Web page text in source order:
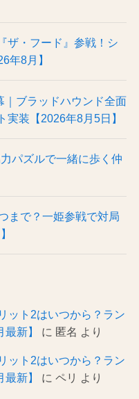
ザ・フード』参戦！シ
年8月】
｜ブラッドハウンド全面
実装【2026年8月5日】
パズルで一緒に歩く仲
まで？一姫参戦で対局
ット2はいつから？ラン
新】
に 匿名 より
ット2はいつから？ラン
新】
に ペリ より